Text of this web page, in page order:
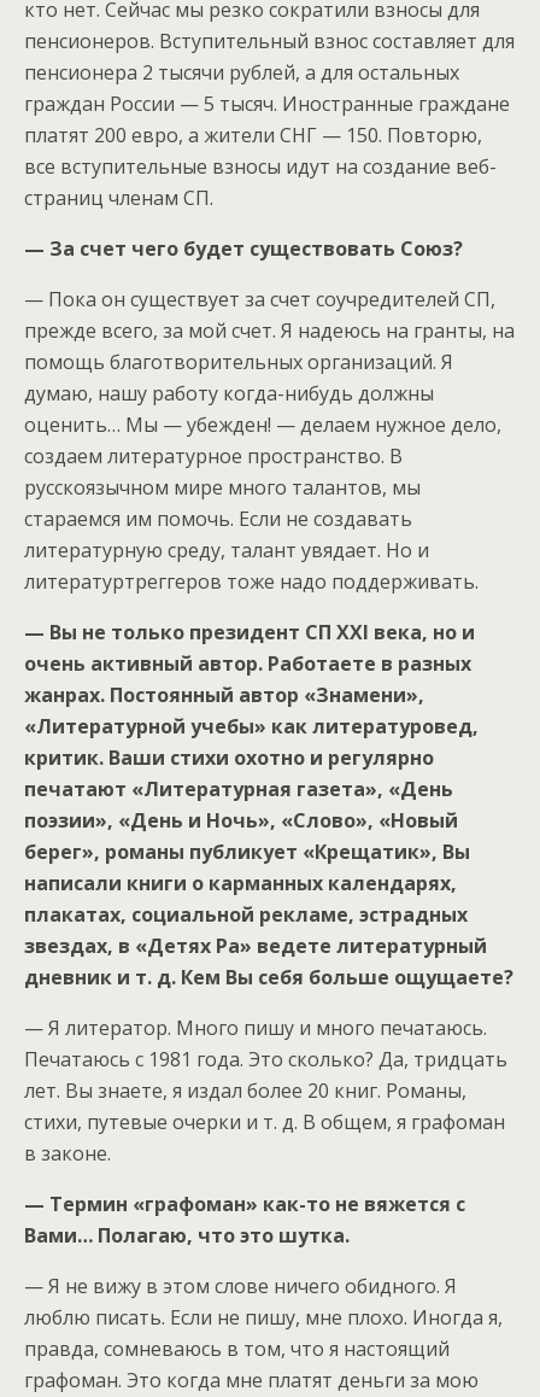
кто нет. Сейчас мы резко сократили взносы для
пенсионеров. Вступительный взнос составляет для
пенсионера 2 тысячи рублей, а для остальных
граждан России — 5 тысяч. Иностранные граждане
платят 200 евро, а жители СНГ — 150. Повторю,
все вступительные взносы идут на создание веб-
страниц членам СП.
— За счет чего будет существовать Союз?
— Пока он существует за счет соучредителей СП,
прежде всего, за мой счет. Я надеюсь на гранты, на
помощь благотворительных организаций. Я
думаю, нашу работу когда-нибудь должны
оценить… Мы — убежден! — делаем нужное дело,
создаем литературное пространство. В
русскоязычном мире много талантов, мы
стараемся им помочь. Если не создавать
литературную среду, талант увядает. Но и
литературтреггеров тоже надо поддерживать.
— Вы не только президент СП ХХI века, но и
очень активный автор. Работаете в разных
жанрах. Постоянный автор «Знамени»,
«Литературной учебы» как литературовед,
критик. Ваши стихи охотно и регулярно
печатают «Литературная газета», «День
поэзии», «День и Ночь», «Слово», «Новый
берег», романы публикует «Крещатик», Вы
написали книги о карманных календарях,
плакатах, социальной рекламе, эстрадных
звездах, в «Детях Ра» ведете литературный
дневник и т. д. Кем Вы себя больше ощущаете?
— Я литератор. Много пишу и много печатаюсь.
Печатаюсь с 1981 года. Это сколько? Да, тридцать
лет. Вы знаете, я издал более 20 книг. Романы,
стихи, путевые очерки и т. д. В общем, я графоман
в законе.
— Термин «графоман» как-то не вяжется с
Вами… Полагаю, что это шутка.
— Я не вижу в этом слове ничего обидного. Я
люблю писать. Если не пишу, мне плохо. Иногда я,
правда, сомневаюсь в том, что я настоящий
графоман. Это когда мне платят деньги за мою